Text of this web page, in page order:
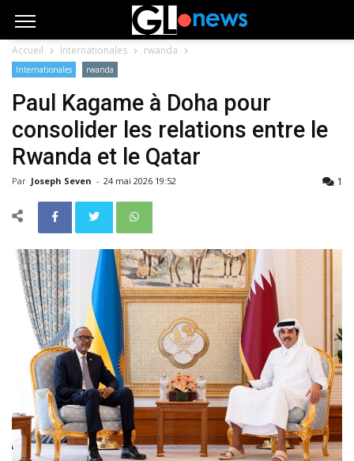
Accueil Internationales rwanda
Internationales rwanda
Paul Kagame à Doha pour
consolider les relations entre le
Rwanda et le Qatar
Par Joseph Seven - 24 mai 2026 19:52 1